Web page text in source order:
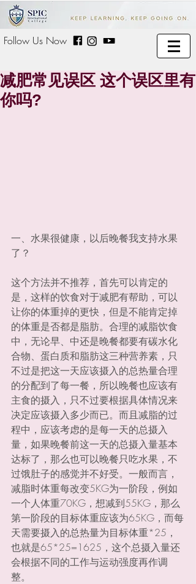
Follow Us Now
减肥常见误区 这个误区里有
你吗?
一、水果很健康，以后晚餐我支持水果
了？
这个方法并不推荐，首先可以肯定的
是，这样的饮食对于减肥有帮助，可以
让你的体重掉的更快，但是不能肯定掉
的体重是否都是脂肪。合理的减脂饮食
中，无论早、中还是晚餐都要有碳水化
合物、蛋白质和脂肪这三种营养素，只
不过是把这一天应该摄入的总热量合理
的分配到了每一餐，所以晚餐也应该有
主食的摄入，只不过要根据具体情况来
决定应该摄入多少而已。而且减脂的过
程中，应该考虑的是每一天的总摄入
量，如果晚餐前这一天的总摄入量基本
达标了，那么也可以晚餐只吃水果，不
过饿肚子的感觉并不好受。一般而言，
减脂时体重每改变5KG为一阶段，例如
一个人体重70KG，想减到55KG，那么
第一阶段的目标体重应该为65KG，而每
天需要摄入的总热量为目标体重*25，
也就是65*25=1625，这个总摄入量还
会根据不同的工作与运动强度再作调
整。